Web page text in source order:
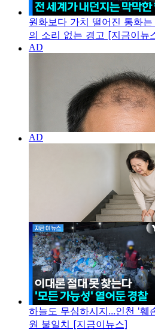
원화보다 가치 떨어진 통화
의 소리 없는 경고 [지금이뉴
하늘도 무심하시지...인천 '훼
원 불일치 [지금이뉴스]